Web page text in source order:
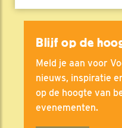
Blijf op de
Meld je aan voor
nieuws, inspiratie
op de hoogte van
evenementen.